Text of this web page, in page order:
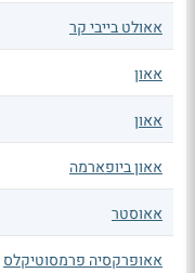
אאולט בייבי קר
אאון
אאון
אאון ביופארמה
אאוסטר
אאופרקסיה פרמסוטיקלס